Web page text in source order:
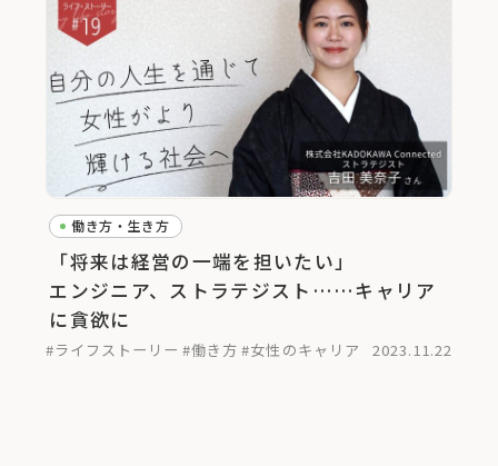
働き方・生き方
「将来は経営の一端を担いたい」
エンジニア、ストラテジスト……キャリア
に貪欲に
#ライフストーリー #働き方 #女性のキャリア 2023.11.22